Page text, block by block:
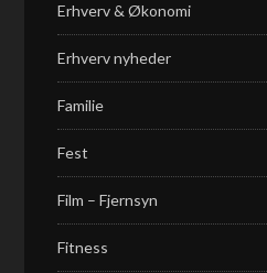
Erhverv & Økonomi
Erhverv nyheder
Familie
Fest
Film – Fjernsyn
Fitness